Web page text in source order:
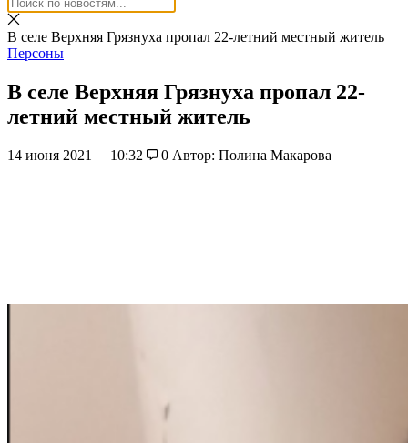
В селе Верхняя Грязнуха пропал 22-летний местный житель
Персоны
В селе Верхняя Грязнуха пропал 22-
летний местный житель
14 июня 2021 10:32 0 Автор: Полина Макарова